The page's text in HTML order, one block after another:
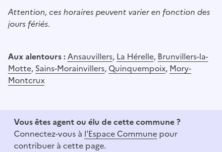
Attention, ces horaires peuvent varier en fonction des
jours fériés.
Aux alentours :Ansauvillers, La Hérelle, Brunvillers-la-
Motte, Sains-Morainvillers, Quinquempoix, Mory-
Montcrux
Vous êtes agent ou élu de cette commune ?
Connectez-vous à l'Espace Commune pour
contribuer à cette page.